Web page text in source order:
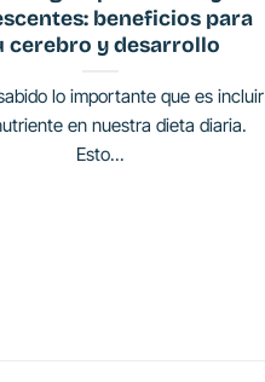
beneficios para
cerebro y desarrollo
lo importante que es incluir
en nuestra dieta diaria.
Esto...